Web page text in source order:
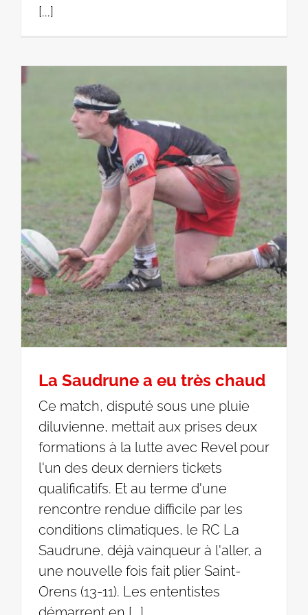
[...]
La Saudrune a eu très chaud
Ce match, disputé sous une pluie
diluvienne, mettait aux prises deux
formations à la lutte avec Revel pour
l'un des deux derniers tickets
qualificatifs. Et au terme d'une
rencontre rendue difficile par les
conditions climatiques, le RC La
Saudrune, déjà vainqueur à l'aller, a
une nouvelle fois fait plier Saint-
Orens (13-11). Les ententistes